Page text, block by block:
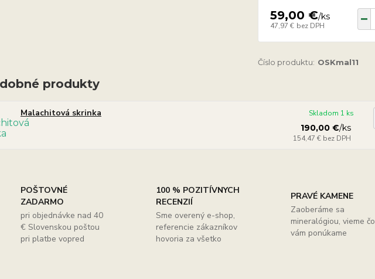
59,00 €/ks
47,97 € bez DPH
Číslo produktu: OSKmal11
produkty
Malachitová skrinka
190,00 €/ks
154,47 € bez DPH
Skladom 1 ks
POŠTOVNÉ
ZADARMO
pri objednávke nad 40
€ Slovenskou poštou
pri platbe vopred
100 % POZITÍVNYCH
RECENZIÍ
Sme overený e-shop,
referencie zákazníkov
hovoria za všetko
PRAVÉ KAMENE
Zaoberáme sa
mineralógiou, vieme čo
vám ponúkame